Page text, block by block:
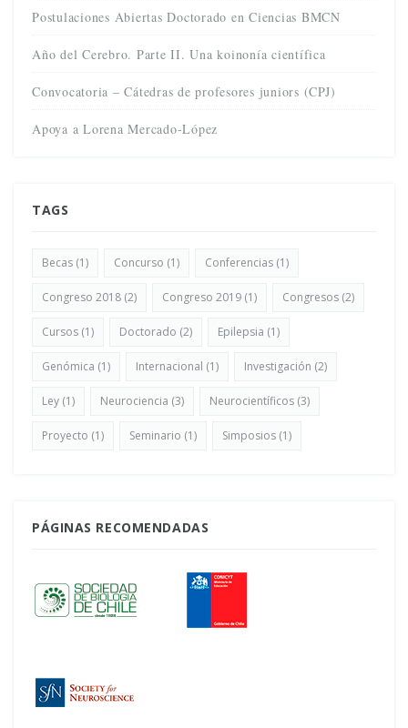
Postulaciones Abiertas Doctorado en Ciencias BMCN
Año del Cerebro. Parte II. Una koinonía científica
Convocatoria – Cátedras de profesores juniors (CPJ)
Apoya a Lorena Mercado-López
TAGS
Becas (1) Concurso (1) Conferencias (1)
Congreso 2018 (2) Congreso 2019 (1) Congresos (2)
Cursos (1) Doctorado (2) Epilepsia (1)
Genómica (1) Internacional (1) Investigación (2)
Ley (1) Neurociencia (3) Neurocientíficos (3)
Proyecto (1) Seminario (1) Simposios (1)
PÁGINAS RECOMENDADAS